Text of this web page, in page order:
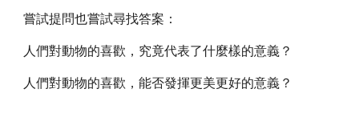
嘗試提問也嘗試尋找答案：
人們對動物的喜歡，究竟代表了什麼樣的意義？
人們對動物的喜歡，能否發揮更美更好的意義？